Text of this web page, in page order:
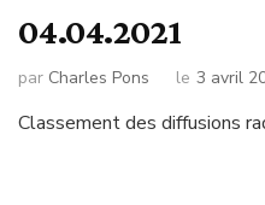
04.04.2021
par Charles Pons le 3 avril
Classement des diffusions